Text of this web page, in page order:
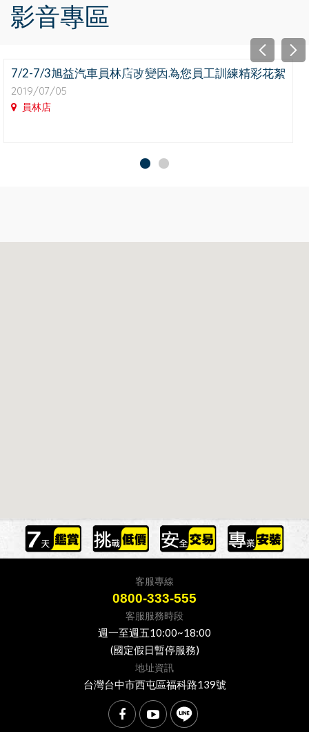
影音專區
7/2-7/3旭益汽車員林店改變因為您員工訓練精彩花絮
2019/07/05
員林店
客服專線
0800-333-555
客服服務時段
週一至週五10:00~18:00
(國定假日暫停服務)
地址資訊
台灣台中市西屯區福科路139號